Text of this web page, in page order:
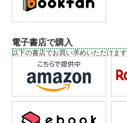
電子書店で購入
以下の書店でお買い求めいただけます